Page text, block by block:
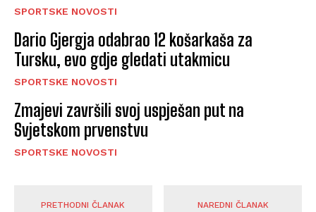
SPORTSKE NOVOSTI
Dario Gjergja odabrao 12 košarkaša za
Tursku, evo gdje gledati utakmicu
SPORTSKE NOVOSTI
Zmajevi završili svoj uspješan put na
Svjetskom prvenstvu
SPORTSKE NOVOSTI
PRETHODNI ČLANAK NAREDNI ČLANAK